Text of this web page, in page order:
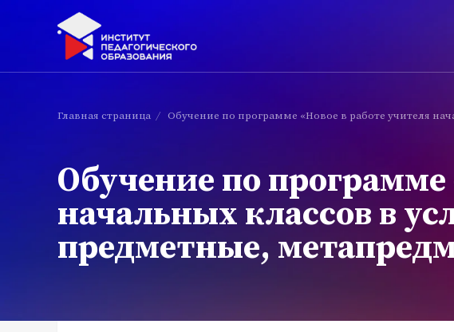
Главная страница / Обучение по программе «Новое в работе учителя
Обучение по программе
начальных классов в
предметные,